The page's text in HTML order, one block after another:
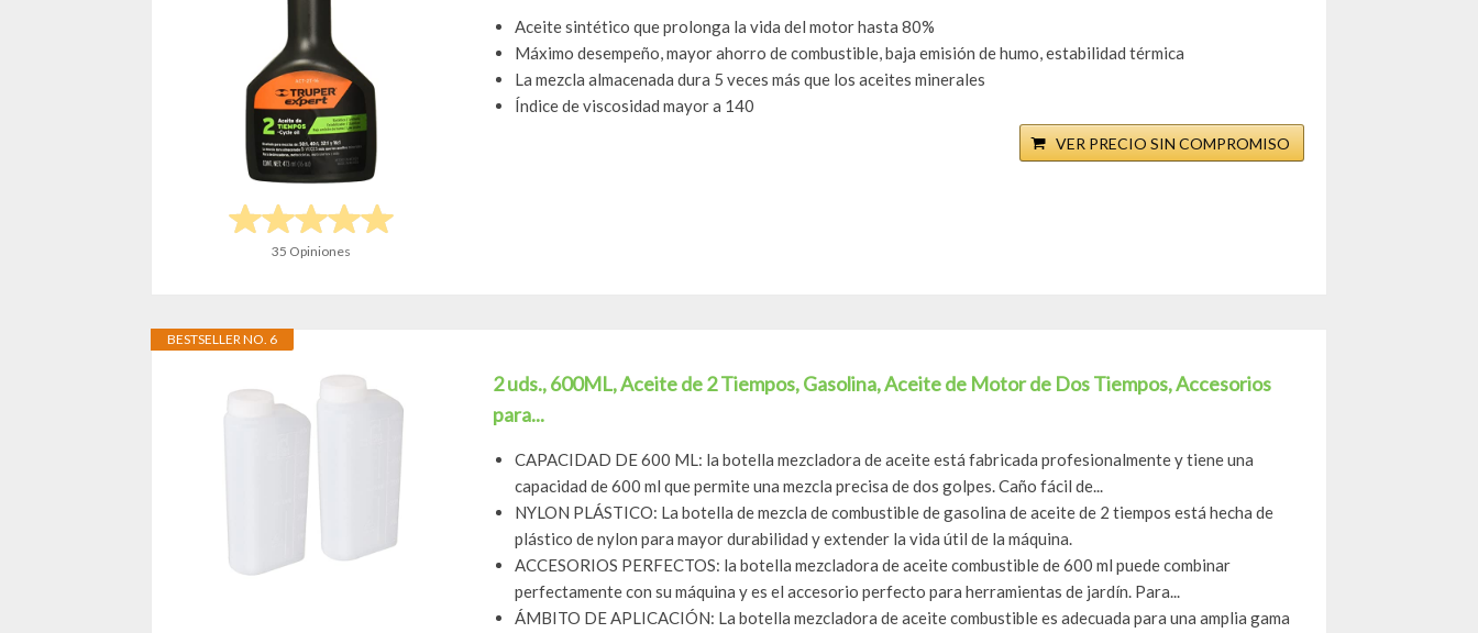
35 Opiniones
Aceite sintético que prolonga la vida del motor hasta 80%
Máximo desempeño, mayor ahorro de combustible, baja emisión de humo, estabilidad térmica
La mezcla almacenada dura 5 veces más que los aceites minerales
Índice de viscosidad mayor a 140
VER PRECIO SIN COMPROMISO
BESTSELLER NO. 6
2 uds., 600ML, Aceite de 2 Tiempos, Gasolina, Aceite de Motor de Dos Tiempos, Accesorios
para...
CAPACIDAD DE 600 ML: la botella mezcladora de aceite está fabricada profesionalmente y tiene una
capacidad de 600 ml que permite una mezcla precisa de dos golpes. Caño fácil de...
NYLON PLÁSTICO: La botella de mezcla de combustible de gasolina de aceite de 2 tiempos está hecha de
plástico de nylon para mayor durabilidad y extender la vida útil de la máquina.
ACCESORIOS PERFECTOS: la botella mezcladora de aceite combustible de 600 ml puede combinar
perfectamente con su máquina y es el accesorio perfecto para herramientas de jardín. Para...
ÁMBITO DE APLICACIÓN: La botella mezcladora de aceite combustible es adecuada para una amplia gama